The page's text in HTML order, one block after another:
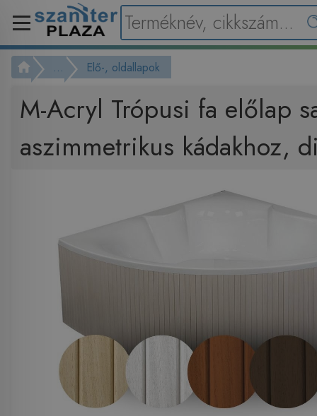
... Elő-, oldallapok
M-Acryl Trópusi fa előlap
aszimmetrikus kádakhoz,